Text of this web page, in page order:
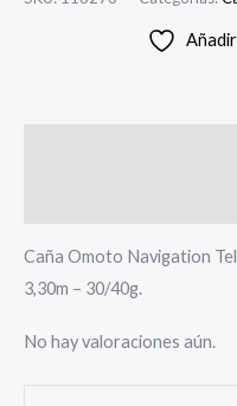
Caña Omoto Navigation
3,30m – 30/40g.
No hay valoraciones aún.